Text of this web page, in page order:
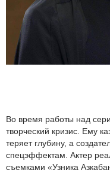
Во время работы над
творческий кризис. Ему
теряет глубину, а
спецэффектам. Актер
съемками «Узника